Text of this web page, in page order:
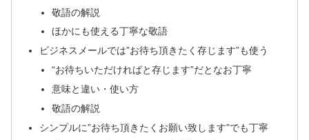
敬語の解説
ほかにも使える丁寧な敬語
ビジネスメールでは”お待ち頂きたく存じます”も使う
“お待ちいただければと存じます”だとなお丁寧
意味と違い・使い方
敬語の解説
シンプルに”お待ち頂きたくお願い致します”でも丁寧